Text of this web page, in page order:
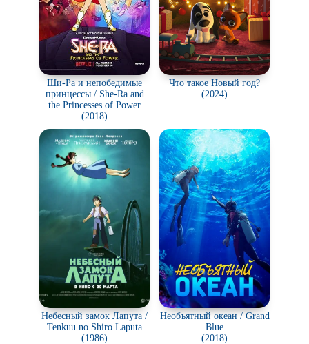
Ши-Ра и непобедимые
принцессы / She-Ra and
the Princesses of Power
(2018)
Что такое Новый год?
(2024)
Небесный замок Лапута /
Tenkuu no Shiro Laputa
(1986)
Необъятный океан / Grand
Blue
(2018)